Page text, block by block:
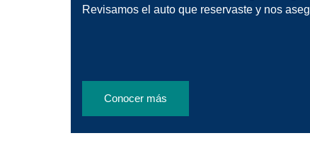
Revisamos el auto que reservaste y nos
Conocer más